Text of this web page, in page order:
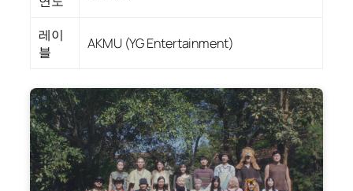
레이
블
AKMU (YG Entertainment)